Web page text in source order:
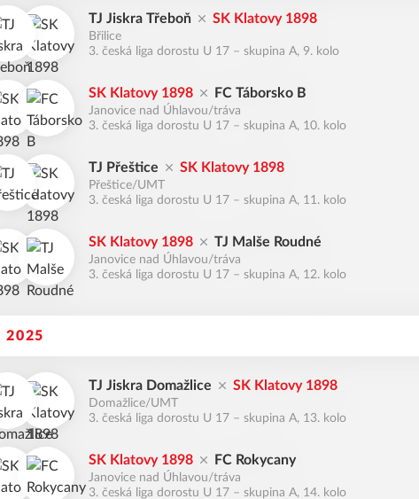
TJ Jiskra Třeboň SK Klatovy 1898
Břilice
3. česká liga dorostu U 17 – skupina A, 9. kolo
SK Klatovy 1898 FC Táborsko B
Janovice nad Úhlavou/tráva
3. česká liga dorostu U 17 – skupina A, 10. kolo
TJ Přeštice SK Klatovy 1898
Přeštice/UMT
3. česká liga dorostu U 17 – skupina A, 11. kolo
SK Klatovy 1898 TJ Malše Roudné
Janovice nad Úhlavou/tráva
3. česká liga dorostu U 17 – skupina A, 12. kolo
2025
TJ Jiskra Domažlice SK Klatovy 1898
Domažlice/UMT
3. česká liga dorostu U 17 – skupina A, 13. kolo
SK Klatovy 1898 FC Rokycany
Janovice nad Úhlavou/tráva
3. česká liga dorostu U 17 – skupina A, 14. kolo